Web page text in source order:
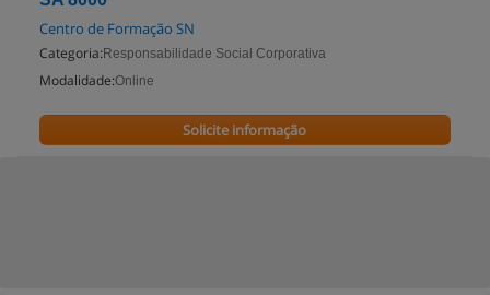
Centro de Formação SN
Categoria: Responsabilidade Social Corporativa
Modalidade:Online
Solicite informação